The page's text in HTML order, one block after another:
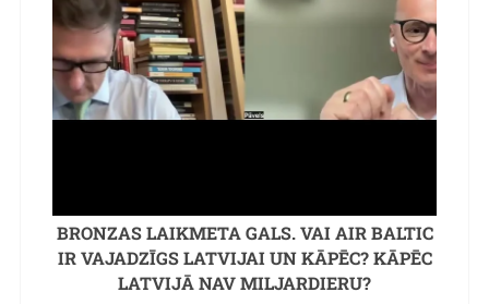
BRONZAS LAIKMETA GALS. VAI AIR BALTIC
IR VAJADZĪGS LATVIJAI UN KĀPĒC? KĀPĒC
LATVIJĀ NAV MILJARDIERU?